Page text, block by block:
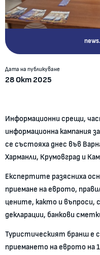
Дата на публикуване
28 Окт 2025
Информационни срещи,
информационна кампания
се състояха днес във
Харманли, Крумовград и
Експертите разясниха
приемане на еврото,
цените, както и въпроси,
декларации, банкови
Туристическият бранш е
приемането на еврото на 1